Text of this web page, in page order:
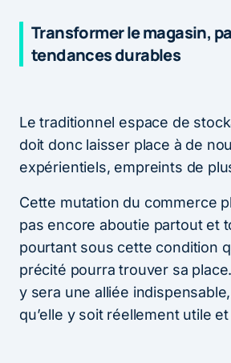
Transformer le magasin,
tendances durables
Le traditionnel espace de
doit donc laisser place à de
expérientiels, empreints de
Cette mutation du commerce
pas encore aboutie partout et
pourtant sous cette condition
précité pourra trouver sa
y sera une alliée
qu’elle y soit réellement utile